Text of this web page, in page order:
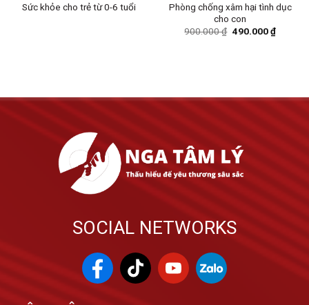
Sức khỏe cho trẻ từ 0-6 tuổi
Phòng chống xâm hại tình dục
cho con
900.000₫ 490.000₫
SOCIAL NETWORKS